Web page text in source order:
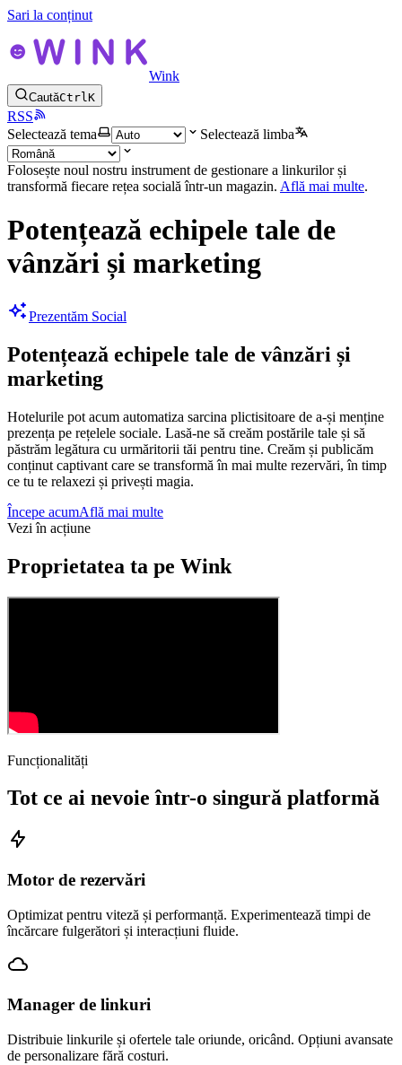
Sari la conținut
Wink
CautăCtrlK
RSS
Selectează tema
Selectează limba
Folosește noul nostru instrument de gestionare a linkurilor și
transformă fiecare rețea socială într-un magazin. Află mai multe.
Potențează echipele tale de
vânzări și marketing
Prezentăm Social
Potențează echipele tale de vânzări și
marketing
Hotelurile pot acum automatiza sarcina plictisitoare de a-și menține
prezența pe rețelele sociale. Lasă-ne să creăm postările tale și să
păstrăm legătura cu urmăritorii tăi pentru tine. Creăm și publicăm
conținut captivant care se transformă în mai multe rezervări, în timp
ce tu te relaxezi și privești magia.
Începe acumAflă mai multe
Vezi în acțiune
Proprietatea ta pe Wink
Funcționalități
Tot ce ai nevoie într-o singură platformă
Motor de rezervări
Optimizat pentru viteză și performanță. Experimentează timpi de
încărcare fulgerători și interacțiuni fluide.
Manager de linkuri
Distribuie linkurile și ofertele tale oriunde, oricând. Opțiuni avansate
de personalizare fără costuri.